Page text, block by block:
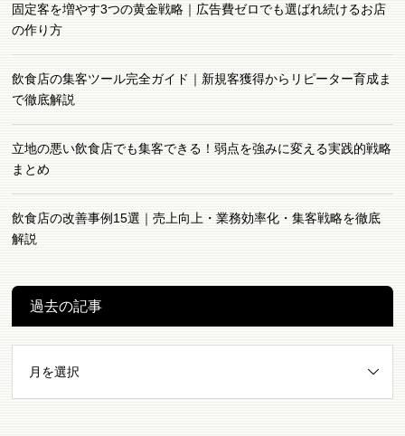
固定客を増やす3つの黄金戦略｜広告費ゼロでも選ばれ続けるお店
の作り方
飲食店の集客ツール完全ガイド｜新規客獲得からリピーター育成ま
で徹底解説
立地の悪い飲食店でも集客できる！弱点を強みに変える実践的戦略
まとめ
飲食店の改善事例15選｜売上向上・業務効率化・集客戦略を徹底
解説
過去の記事